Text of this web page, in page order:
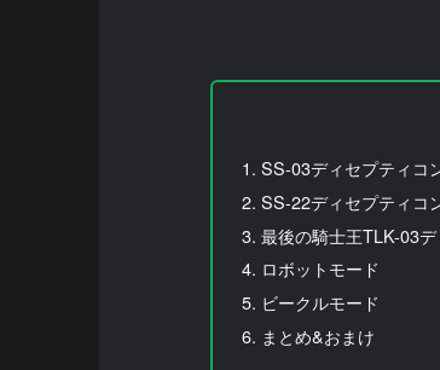
SS-03ディセプティコ
SS-22ディセプティコ
最後の騎士王TLK-03
ロボットモード
ビークルモード
まとめ&おまけ